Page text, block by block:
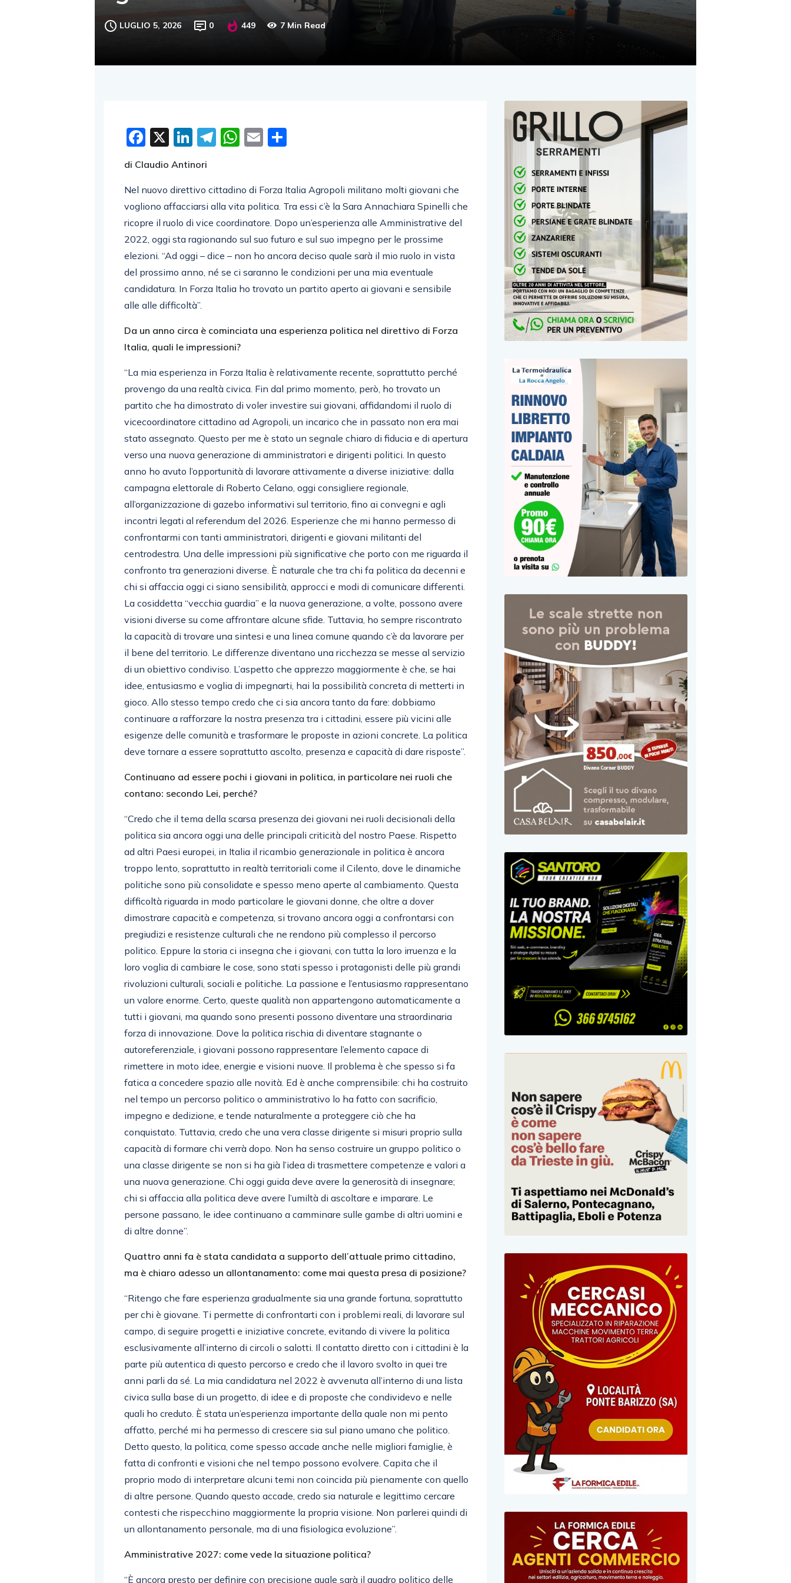
LUGLIO 5, 2026 0 449 7 Min Read
Facebook
X LinkedIn
Telegram
WhatsApp
Email
di Claudio Antinori
Nel nuovo direttivo cittadino di Forza Italia Agropoli militano molti giovani che
vogliono affacciarsi alla vita politica. Tra essi c’è la Sara Annachiara Spinelli che
ricopre il ruolo di vice coordinatore. Dopo un’esperienza alle Amministrative del
2022, oggi sta ragionando sul suo futuro e sul suo impegno per le prossime
elezioni. “Ad oggi – dice – non ho ancora deciso quale sarà il mio ruolo in vista
del prossimo anno, né se ci saranno le condizioni per una mia eventuale
candidatura. In Forza Italia ho trovato un partito aperto ai giovani e sensibile
alle alle difficoltà”.
Da un anno circa è cominciata una esperienza politica nel direttivo di Forza
Italia, quali le impressioni?
“La mia esperienza in Forza Italia è relativamente recente, soprattutto perché
provengo da una realtà civica. Fin dal primo momento, però, ho trovato un
partito che ha dimostrato di voler investire sui giovani, affidandomi il ruolo di
vicecoordinatore cittadino ad Agropoli, un incarico che in passato non era mai
stato assegnato. Questo per me è stato un segnale chiaro di fiducia e di apertura
verso una nuova generazione di amministratori e dirigenti politici. In questo
anno ho avuto l’opportunità di lavorare attivamente a diverse iniziative: dalla
campagna elettorale di Roberto Celano, oggi consigliere regionale,
all’organizzazione di gazebo informativi sul territorio, fino ai convegni e agli
incontri legati al referendum del 2026. Esperienze che mi hanno permesso di
confrontarmi con tanti amministratori, dirigenti e giovani militanti del
centrodestra. Una delle impressioni più significative che porto con me riguarda il
confronto tra generazioni diverse. È naturale che tra chi fa politica da decenni e
chi si affaccia oggi ci siano sensibilità, approcci e modi di comunicare differenti.
La cosiddetta “vecchia guardia” e la nuova generazione, a volte, possono avere
visioni diverse su come affrontare alcune sfide. Tuttavia, ho sempre riscontrato
la capacità di trovare una sintesi e una linea comune quando c’è da lavorare per
il bene del territorio. Le differenze diventano una ricchezza se messe al servizio
di un obiettivo condiviso. L’aspetto che apprezzo maggiormente è che, se hai
idee, entusiasmo e voglia di impegnarti, hai la possibilità concreta di metterti in
gioco. Allo stesso tempo credo che ci sia ancora tanto da fare: dobbiamo
continuare a rafforzare la nostra presenza tra i cittadini, essere più vicini alle
esigenze delle comunità e trasformare le proposte in azioni concrete. La politica
deve tornare a essere soprattutto ascolto, presenza e capacità di dare risposte”.
Continuano ad essere pochi i giovani in politica, in particolare nei ruoli che
contano: secondo Lei, perché?
“Credo che il tema della scarsa presenza dei giovani nei ruoli decisionali della
politica sia ancora oggi una delle principali criticità del nostro Paese. Rispetto
ad altri Paesi europei, in Italia il ricambio generazionale in politica è ancora
troppo lento, soprattutto in realtà territoriali come il Cilento, dove le dinamiche
politiche sono più consolidate e spesso meno aperte al cambiamento. Questa
difficoltà riguarda in modo particolare le giovani donne, che oltre a dover
dimostrare capacità e competenza, si trovano ancora oggi a confrontarsi con
pregiudizi e resistenze culturali che ne rendono più complesso il percorso
politico. Eppure la storia ci insegna che i giovani, con tutta la loro irruenza e la
loro voglia di cambiare le cose, sono stati spesso i protagonisti delle più grandi
rivoluzioni culturali, sociali e politiche. La passione e l’entusiasmo rappresentano
un valore enorme. Certo, queste qualità non appartengono automaticamente a
tutti i giovani, ma quando sono presenti possono diventare una straordinaria
forza di innovazione. Dove la politica rischia di diventare stagnante o
autoreferenziale, i giovani possono rappresentare l’elemento capace di
rimettere in moto idee, energie e visioni nuove. Il problema è che spesso si fa
fatica a concedere spazio alle novità. Ed è anche comprensibile: chi ha costruito
nel tempo un percorso politico o amministrativo lo ha fatto con sacrificio,
impegno e dedizione, e tende naturalmente a proteggere ciò che ha
conquistato. Tuttavia, credo che una vera classe dirigente si misuri proprio sulla
capacità di formare chi verrà dopo. Non ha senso costruire un gruppo politico o
una classe dirigente se non si ha già l’idea di trasmettere competenze e valori a
una nuova generazione. Chi oggi guida deve avere la generosità di insegnare;
chi si affaccia alla politica deve avere l’umiltà di ascoltare e imparare. Le
persone passano, le idee continuano a camminare sulle gambe di altri uomini e
di altre donne”.
Quattro anni fa è stata candidata a supporto dell’attuale primo cittadino,
ma è chiaro adesso un allontanamento: come mai questa presa di posizione?
“Ritengo che fare esperienza gradualmente sia una grande fortuna, soprattutto
per chi è giovane. Ti permette di confrontarti con i problemi reali, di lavorare sul
campo, di seguire progetti e iniziative concrete, evitando di vivere la politica
esclusivamente all’interno di circoli o salotti. Il contatto diretto con i cittadini è la
parte più autentica di questo percorso e credo che il lavoro svolto in quei tre
anni parli da sé. La mia candidatura nel 2022 è avvenuta all’interno di una lista
civica sulla base di un progetto, di idee e di proposte che condividevo e nelle
quali ho creduto. È stata un’esperienza importante della quale non mi pento
affatto, perché mi ha permesso di crescere sia sul piano umano che politico.
Detto questo, la politica, come spesso accade anche nelle migliori famiglie, è
fatta di confronti e visioni che nel tempo possono evolvere. Capita che il
proprio modo di interpretare alcuni temi non coincida più pienamente con quello
di altre persone. Quando questo accade, credo sia naturale e legittimo cercare
contesti che rispecchino maggiormente la propria visione. Non parlerei quindi di
un allontanamento personale, ma di una fisiologica evoluzione”.
Amministrative 2027: come vede la situazione politica?
“È ancora presto per definire con precisione quale sarà il quadro politico delle